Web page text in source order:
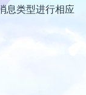
息类型进行相应